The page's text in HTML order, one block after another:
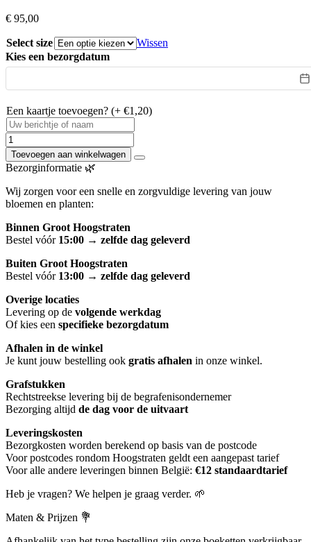
€ 95,00
Select size
Wissen
Kies een bezorgdatum
Een kaartje toevoegen? (+ €1,20)
Grafwerk
'AV011'
aantal
Toevoegen aan winkelwagen
Bezorginformatie 🌿
Wij zorgen voor een snelle en zorgvuldige levering van jouw
bloemen en planten:
Binnen Groot Hoogstraten
Bestel vóór 15:00 → zelfde dag geleverd
Buiten Groot Hoogstraten
Bestel vóór 13:00 → zelfde dag geleverd
Overige locaties
Levering op de volgende werkdag
Of kies een specifieke bezorgdatum
Afhalen in de winkel
Je kunt jouw bestelling ook gratis afhalen in onze winkel.
Grafstukken
Rechtstreekse levering bij de begrafenisondernemer
Bezorging altijd de dag voor de uitvaart
Leveringskosten
Bezorgkosten worden berekend op basis van de postcode
Voor postcodes rondom Hoogstraten geldt een aangepast tarief
Voor alle andere leveringen binnen België: €12 standaardtarief
Heb je vragen? We helpen je graag verder. 🌱
Maten & Prijzen 💐